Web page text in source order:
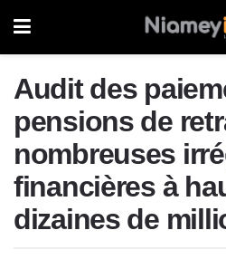
Audit des
pensions de
nombreuses
financières à
dizaines de